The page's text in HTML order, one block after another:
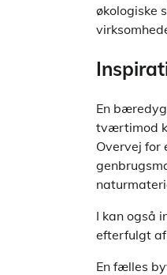
økologiske
En
tværtimod
Overvej for
I kan også
efterfulgt
En fælles